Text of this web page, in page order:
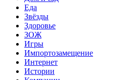
Еда
Звёзды
Здоровье
ЗОЖ
Игры
Импортозамещение
Интернет
Истории